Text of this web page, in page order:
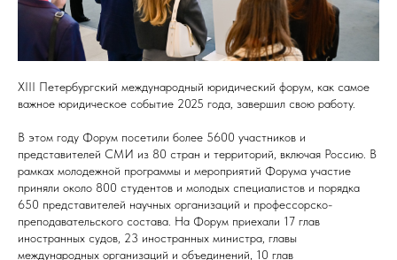
XIII Петербургский международный юридический форум, как самое
важное юридическое событие 2025 года, завершил свою работу.
В этом году Форум посетили более 5600 участников и
представителей СМИ из 80 стран и территорий, включая Россию. В
рамках молодежной программы и мероприятий Форума участие
приняли около 800 студентов и молодых специалистов и порядка
650 представителей научных организаций и профессорско-
преподавательского состава. На Форум приехали 17 глав
иностранных судов, 23 иностранных министра, главы
международных организаций и объединений, 10 глав